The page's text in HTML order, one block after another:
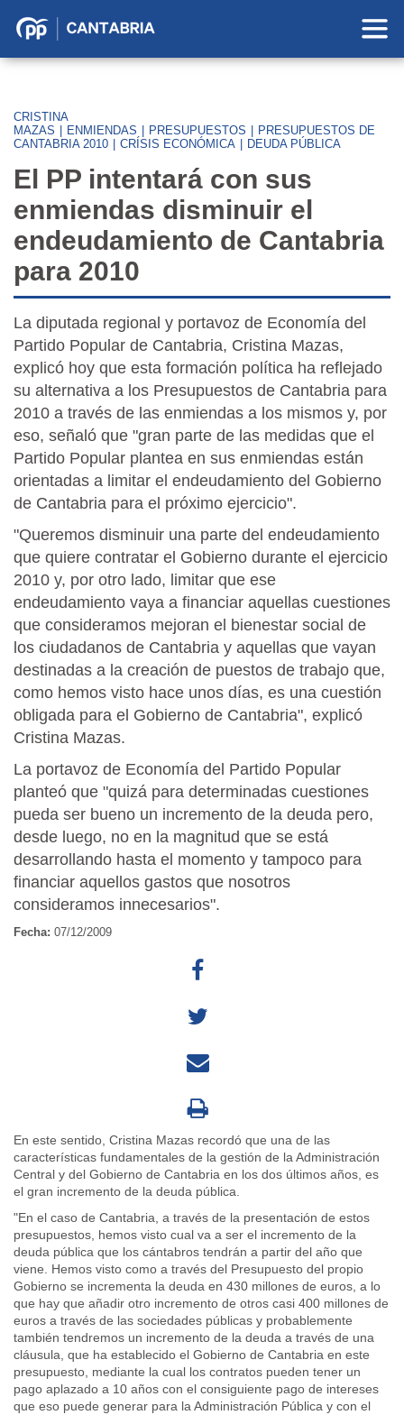
Partido
Cantabria
CRISTINA
MAZAS
ENMIENDAS PRESUPUESTOS
PRESUPUESTOS DE
CANTABRIA 2010
CRÍSIS ECONÓMICA DEUDA PÚBLICA
El PP intentará con sus
enmiendas disminuir el
endeudamiento de Cantabria
para 2010
La diputada regional y portavoz de Economía del
Partido Popular de Cantabria, Cristina Mazas,
explicó hoy que esta formación política ha reflejado
su alternativa a los Presupuestos de Cantabria para
2010 a través de las enmiendas a los mismos y, por
eso, señaló que "gran parte de las medidas que el
Partido Popular plantea en sus enmiendas están
orientadas a limitar el endeudamiento del Gobierno
de Cantabria para el próximo ejercicio".
"Queremos disminuir una parte del endeudamiento
que quiere contratar el Gobierno durante el ejercicio
2010 y, por otro lado, limitar que ese
endeudamiento vaya a financiar aquellas cuestiones
que consideramos mejoran el bienestar social de
los ciudadanos de Cantabria y aquellas que vayan
destinadas a la creación de puestos de trabajo que,
como hemos visto hace unos días, es una cuestión
obligada para el Gobierno de Cantabria", explicó
Cristina Mazas.
La portavoz de Economía del Partido Popular
planteó que "quizá para determinadas cuestiones
pueda ser bueno un incremento de la deuda pero,
desde luego, no en la magnitud que se está
desarrollando hasta el momento y tampoco para
financiar aquellos gastos que nosotros
consideramos innecesarios".
Fecha: 07/12/2009
En este sentido, Cristina Mazas recordó que una de las
características fundamentales de la gestión de la Administración
Central y del Gobierno de Cantabria en los dos últimos años, es
el gran incremento de la deuda pública.
"En el caso de Cantabria, a través de la presentación de estos
presupuestos, hemos visto cual va a ser el incremento de la
deuda pública que los cántabros tendrán a partir del año que
viene. Hemos visto como a través del Presupuesto del propio
Gobierno se incrementa la deuda en 430 millones de euros, a lo
que hay que añadir otro incremento de otros casi 400 millones de
euros a través de las sociedades públicas y probablemente
también tendremos un incremento de la deuda a través de una
cláusula, que ha establecido el Gobierno de Cantabria en este
presupuesto, mediante la cual los contratos pueden tener un
pago aplazado a 10 años con el consiguiente pago de intereses
que eso puede generar para la Administración Pública y con el